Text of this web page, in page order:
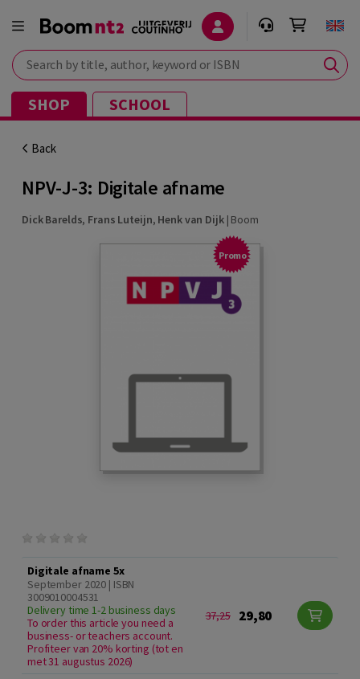
Search by title, author, keyword or ISBN
SHOP SCHOOL
Back
NPV-J-3: Digitale afname
Dick Barelds, Frans Luteijn, Henk van Dijk| Boom
Promo
Digitale afname 5x
September 2020 | ISBN
3009010004531
Delivery time 1-2 business days
To order this article you need a
business- or teachers account.
Profiteer van 20% korting (tot en
met 31 augustus 2026)
37,25 29,80